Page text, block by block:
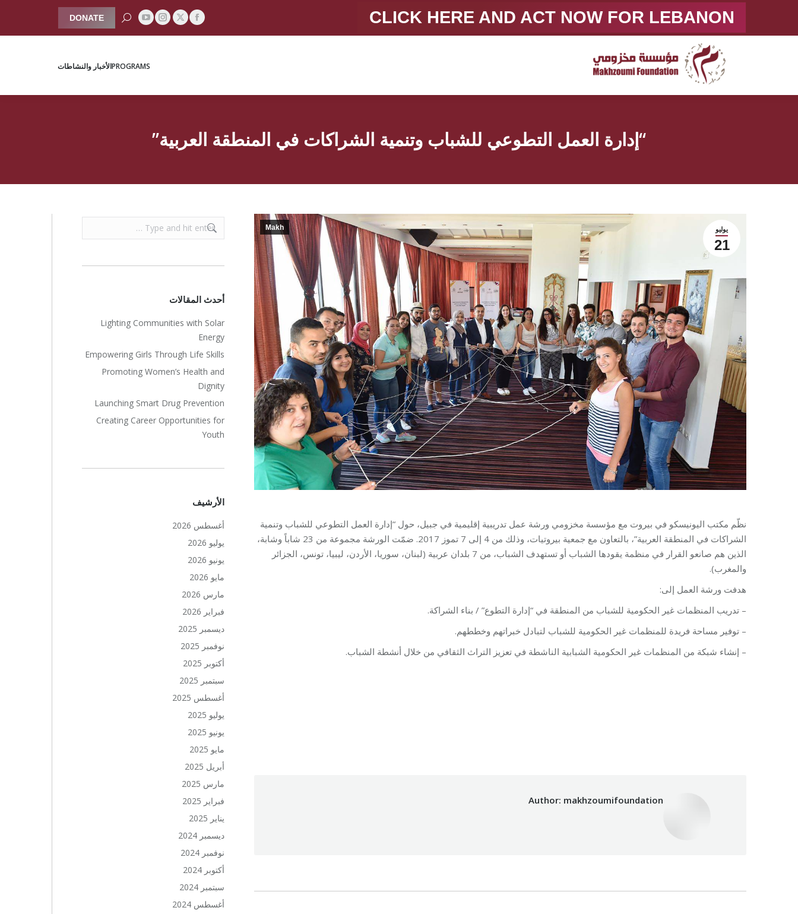
CLICK HERE AND ACT NOW FOR LEBANON
Facebook
page
X
page
Instagram
page
YouTube
page
in
Search:
DONATE
PROGRAMSالأخبار والنشاطات
“إدارة العمل التطوعي للشباب وتنمية الشراكات في المنطقة العربية”
يوليو
21
Makh
نظّم مكتب اليونيسكو في بيروت مع مؤسسة مخزومي ورشة عمل تدريبية إقليمية في جبيل، حول “إدارة العمل التطوعي للشباب وتنمية
الشراكات في المنطقة العربية”، بالتعاون مع جمعية بيروتيات، وذلك من 4 إلى 7 تموز 2017. ضمّت الورشة مجموعة من 23 شاباً وشابة،
الذين هم صانعو القرار في منظمة يقودها الشباب أو تستهدف الشباب، من 7 بلدان عربية (لبنان، سوريا، الأردن، ليبيا، تونس، الجزائر
والمغرب).
هدفت ورشة العمل إلى:
– تدريب المنظمات غير الحكومية للشباب من المنطقة في “إدارة التطوع” / بناء الشراكة.
– توفير مساحة فريدة للمنظمات غير الحكومية للشباب لتبادل خبراتهم وخططهم.
– إنشاء شبكة من المنظمات غير الحكومية الشبابية الناشطة في تعزيز التراث الثقافي من خلال أنشطة الشباب.
Author: makhzoumifoundation
Search:
أحدث المقالات
Lighting Communities with Solar
Energy
Empowering Girls Through Life Skills
Promoting Women’s Health and
Dignity
Launching Smart Drug Prevention
Creating Career Opportunities for
Youth
الأرشيف
أغسطس 2026
يوليو 2026
يونيو 2026
مايو 2026
مارس 2026
فبراير 2026
ديسمبر 2025
نوفمبر 2025
أكتوبر 2025
سبتمبر 2025
أغسطس 2025
يوليو 2025
يونيو 2025
مايو 2025
أبريل 2025
مارس 2025
فبراير 2025
يناير 2025
ديسمبر 2024
نوفمبر 2024
أكتوبر 2024
سبتمبر 2024
أغسطس 2024
PROGRAMSالأخبار والنشاطات